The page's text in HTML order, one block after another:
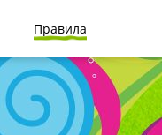
Правила